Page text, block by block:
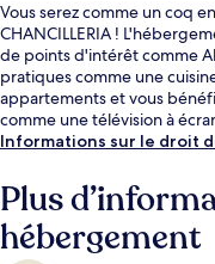
Vous serez comme un coq
CHANCILLERIA !
de points d'intérêt comme
pratiques comme une
appartements et vous
comme une télévision à
Informations sur le droit
Plus
hébergement